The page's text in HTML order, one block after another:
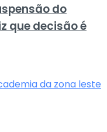
do
que decisão é